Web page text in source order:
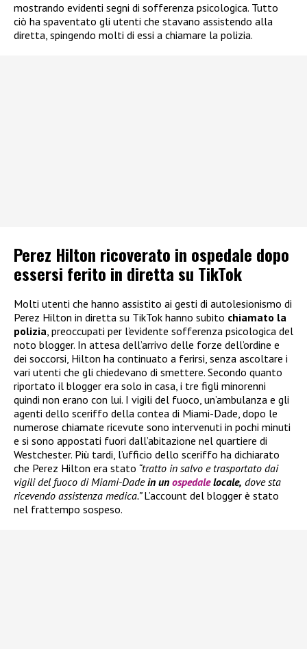
mostrando evidenti segni di sofferenza psicologica. Tutto
ciò ha spaventato gli utenti che stavano assistendo alla
diretta, spingendo molti di essi a chiamare la polizia.
Perez Hilton ricoverato in ospedale dopo
essersi ferito in diretta su TikTok
Molti utenti che hanno assistito ai gesti di autolesionismo di
Perez Hilton in diretta su TikTok hanno subito chiamato la
polizia, preoccupati per l’evidente sofferenza psicologica del
noto blogger. In attesa dell’arrivo delle forze dell’ordine e
dei soccorsi, Hilton ha continuato a ferirsi, senza ascoltare i
vari utenti che gli chiedevano di smettere. Secondo quanto
riportato il blogger era solo in casa, i tre figli minorenni
quindi non erano con lui. I vigili del fuoco, un’ambulanza e gli
agenti dello sceriffo della contea di Miami-Dade, dopo le
numerose chiamate ricevute sono intervenuti in pochi minuti
e si sono appostati fuori dall’abitazione nel quartiere di
Westchester. Più tardi, l’ufficio dello sceriffo ha dichiarato
che Perez Hilton era stato “tratto in salvo e trasportato dai
vigili del fuoco di Miami-Dadein un ospedalelocale, dove sta
ricevendo assistenza medica.”L’account del blogger è stato
nel frattempo sospeso.